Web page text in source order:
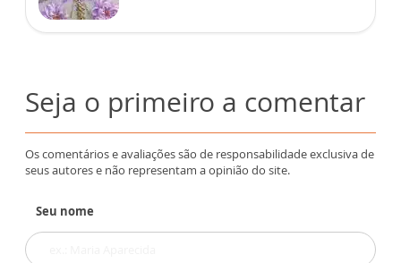
Seja o primeiro a comentar
Os comentários e avaliações são de responsabilidade exclusiva de
seus autores e não representam a opinião do site.
Seu nome